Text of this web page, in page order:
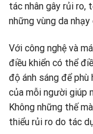
tác nhân gây rủi ro,
những vùng da nhạy
Với công nghệ và
điều khiển có thể
độ ánh sáng để
của mỗi người giúp
Không những thế
thiểu rủi ro do tác